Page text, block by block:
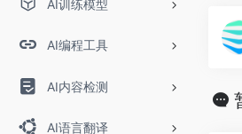
AI训练模型
AI编程工具
AI内容检测
AI语言翻译